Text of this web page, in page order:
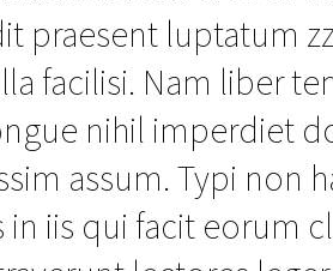
praesent luptatum
facilisi. Nam liber
nihil imperdiet
assum. Typi non
iis qui facit eorum